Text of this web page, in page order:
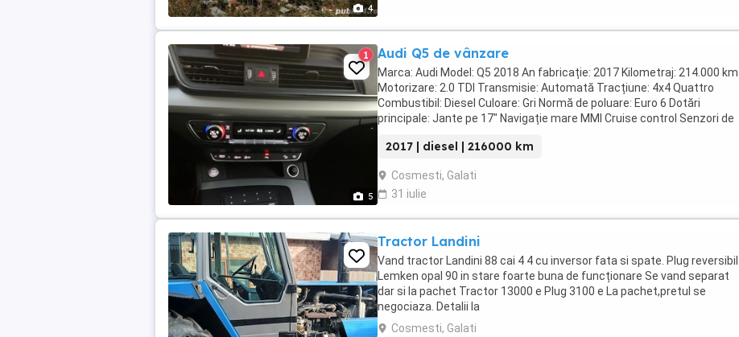
4
5
1 Audi Q5 de vânzare
Marca: Audi Model: Q5 2018 An fabricație: 2017 Kilometraj: 214.000 km
Motorizare: 2.0 TDI Transmisie: Automată Tracțiune: 4x4 Quattro
Combustibil: Diesel Culoare: Gri Normă de poluare: Euro 6 Dotări
principale: Jante pe 17" Navigație mare MMI Cruise control Senzori de
2017 | diesel | 216000 km
Cosmesti, Galati
31 iulie
Tractor Landini
Vand tractor Landini 88 cai 4 4 cu inversor fata si spate. Plug reversibil
Lemken opal 90 in stare foarte buna de funcționare Se vand separat
dar si la pachet Tractor 13000 e Plug 3100 e La pachet,pretul se
negociaza. Detalii la
Cosmesti, Galati